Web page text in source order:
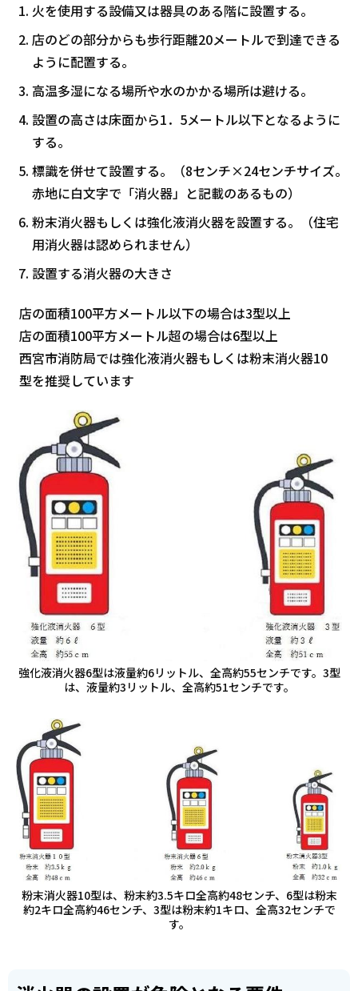
火を使用する設備又は器具のある階に設置する。
店のどの部分からも歩行距離20メートルで到達できる
ように配置する。
高温多湿になる場所や水のかかる場所は避ける。
設置の高さは床面から1．5メートル以下となるように
する。
標識を併せて設置する。（8センチ×24センチサイズ。
赤地に白文字で「消火器」と記載のあるもの）
粉末消火器もしくは強化液消火器を設置する。（住宅
用消火器は認められません）
設置する消火器の大きさ
店の面積100平方メートル以下の場合は3型以上
店の面積100平方メートル超の場合は6型以上
西宮市消防局では強化液消火器もしくは粉末消火器10
型を推奨しています
強化液消火器6型は液量約6リットル、全高約55センチです。3型
は、液量約3リットル、全高約51センチです。
粉末消火器10型は、粉末約3.5キロ全高約48センチ、6型は粉末
約2キロ全高約46センチ、3型は粉末約1キロ、全高32センチで
す。